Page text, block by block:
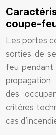
coupe-
Les portes
sorties de
feu pendant
des
critères
cas